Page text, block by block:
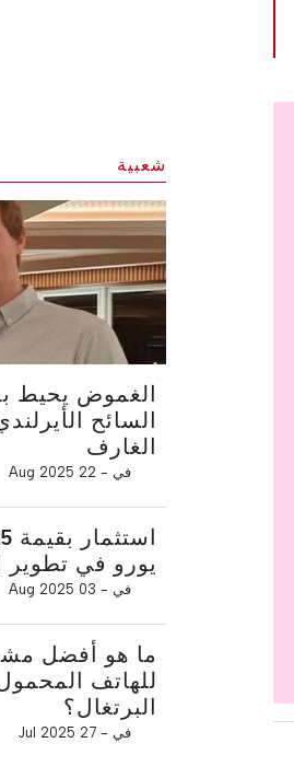
شعبية
الغموض يحيط
السائح
الغارف
في - 22 Aug 2025
يورو في تطوير
في - 03 Aug 2025
ما هو أفضل
للهاتف
البرتغال؟
في - 27 Jul 2025